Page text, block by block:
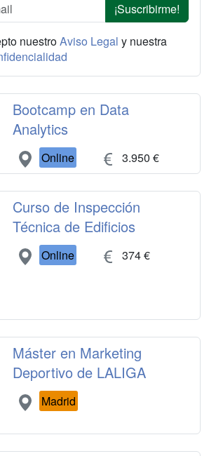
¡Suscribirme!
nuestroAviso Legal y nuestra
Bootcamp en Data
Analytics
Online 3.950 €
Curso de Inspección
Técnica de Edificios
Online 374 €
Máster en Marketing
Deportivo de LALIGA
Madrid